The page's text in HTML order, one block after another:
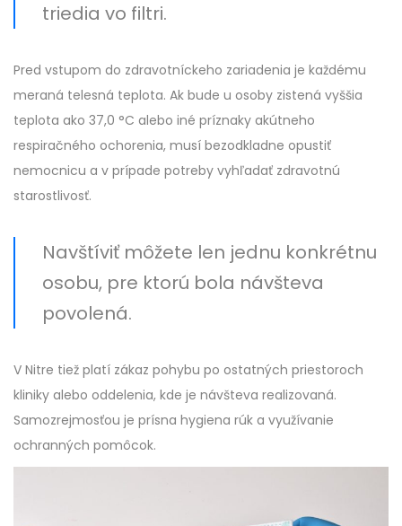
triedia vo filtri.
Pred vstupom do zdravotníckeho zariadenia je každému
meraná telesná teplota. Ak bude u osoby zistená vyššia
teplota ako 37,0 °C alebo iné príznaky akútneho
respiračného ochorenia, musí bezodkladne opustiť
nemocnicu a v prípade potreby vyhľadať zdravotnú
starostlivosť.
Navštíviť môžete len jednu konkrétnu
osobu, pre ktorú bola návšteva
povolená.
V Nitre tiež platí zákaz pohybu po ostatných priestoroch
kliniky alebo oddelenia, kde je návšteva realizovaná.
Samozrejmosťou je prísna hygiena rúk a využívanie
ochranných pomôcok.